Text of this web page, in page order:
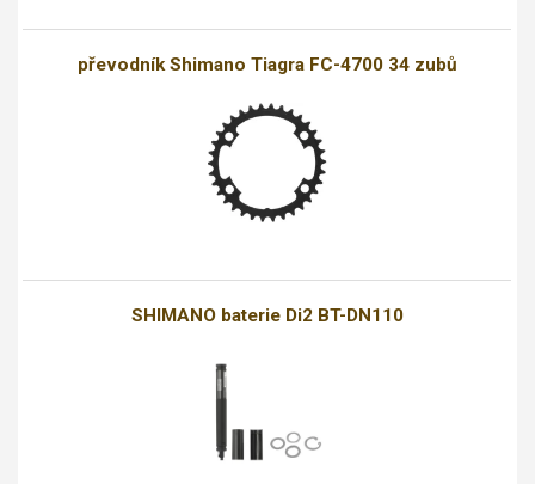
převodník Shimano Tiagra FC-4700 34 zubů
SHIMANO baterie Di2 BT-DN110